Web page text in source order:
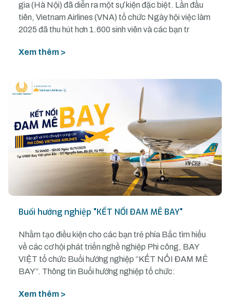
gia (Hà Nội) đã diễn ra một sự kiện đặc biệt. Lần đầu
tiên, Vietnam Airlines (VNA) tổ chức Ngày hội việc làm
2025 đã thu hút hơn 1.600 sinh viên và các bạn tr
Xem thêm >
Buổi hướng nghiệp "KẾT NỐI ĐAM MÊ BAY"
Nhằm tạo điều kiện cho các bạn trẻ phía Bắc tìm hiểu
về các cơ hội phát triển nghề nghiệp Phi công, BAY
VIỆT tổ chức Buổi hướng nghiệp “KẾT NỐI ĐAM MÊ
BAY”. Thông tin Buổi hướng nghiệp tổ chức:
Xem thêm >